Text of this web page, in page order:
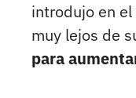
introdujo en
muy lejos de
para